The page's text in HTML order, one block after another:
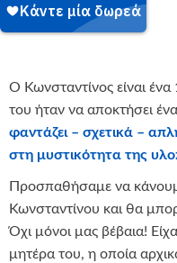
Ο Κωνσταντίνος είναι
του ήταν να αποκτήσει
φαντάζει – σχετικά –
στη μυστικότητα της
Προσπαθήσαμε να
Κωνσταντίνου και θα
Όχι μόνοι μας βέβαια!
μητέρα του, η οποία